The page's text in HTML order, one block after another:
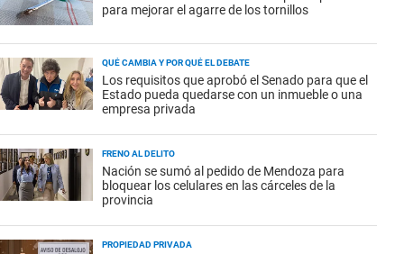
para mejorar el agarre de los tornillos
QUÉ CAMBIA Y POR QUÉ EL DEBATE
Los requisitos que aprobó el Senado para que el
Estado pueda quedarse con un inmueble o una
empresa privada
FRENO AL DELITO
Nación se sumó al pedido de Mendoza para
bloquear los celulares en las cárceles de la
provincia
PROPIEDAD PRIVADA